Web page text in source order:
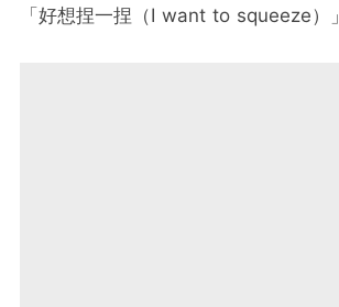
「好想捏一捏（I want to squeeze）